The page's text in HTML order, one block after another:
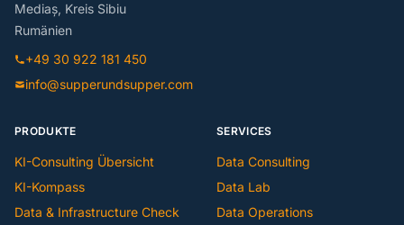
Mediaș, Kreis Sibiu
Rumänien
+49 30 922 181 450
info@supperundsupper.com
PRODUKTE
KI-Consulting Übersicht
KI-Kompass
Data & Infrastructure Check
SERVICES
Data Consulting
Data Lab
Data Operations